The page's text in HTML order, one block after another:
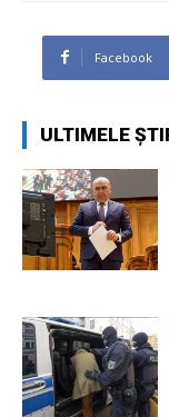
Facebook
ULTIMELE